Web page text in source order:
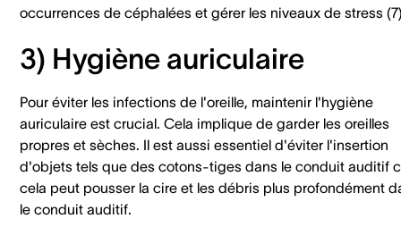
occurrences de céphalées et gérer les niveaux de stress
3) Hygiène auriculaire
Pour éviter les infections de l'oreille, maintenir l'hygiène
auriculaire est crucial. Cela implique de garder les oreilles
propres et sèches. Il est aussi essentiel d'éviter l'insertion
d'objets tels que des cotons-tiges dans le conduit auditif
cela peut pousser la cire et les débris plus profondément
le conduit auditif.